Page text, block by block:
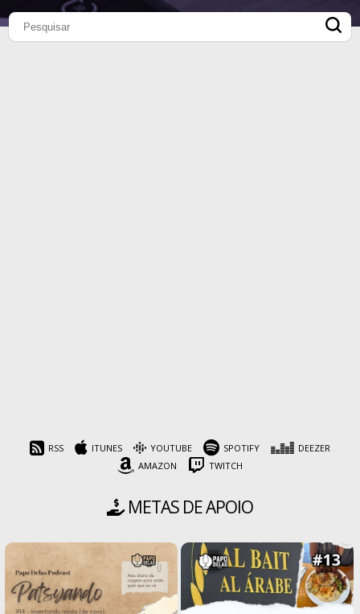
RSS ITUNES YOUTUBE SPOTIFY
DEEZER
AMAZON
TWITCH
METAS DE APOIO